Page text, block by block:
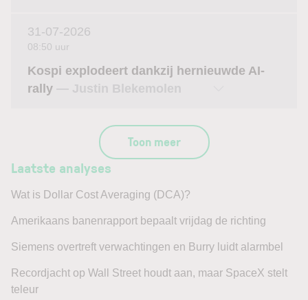
31-07-2026
08:50 uur
Kospi explodeert dankzij hernieuwde AI-
rally — Justin Blekemolen
Toon meer
Laatste analyses
Wat is Dollar Cost Averaging (DCA)?
Amerikaans banenrapport bepaalt vrijdag de richting
Siemens overtreft verwachtingen en Burry luidt alarmbel
Recordjacht op Wall Street houdt aan, maar SpaceX stelt
teleur